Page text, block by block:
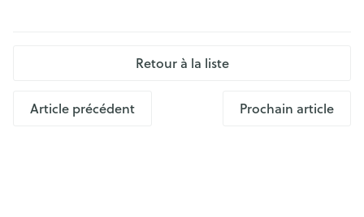
Retour à la liste
Article précédent Prochain article